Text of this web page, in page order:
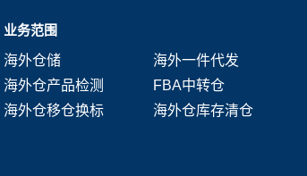
业务范围
海外仓储
海外一件代发
海外仓产品检测
FBA中转仓
海外仓移仓换标
海外仓库存清仓